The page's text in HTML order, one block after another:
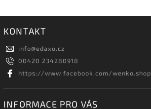
KONTAKT
info@edaxo.cz
00420 234280918
https://www.facebook.com/wenko.shop
INFORMACE PRO VÁS